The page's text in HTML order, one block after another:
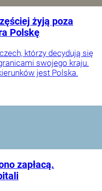
żyją poza
Polskę
którzy decydują się
swojego kraju.
jest Polska.
zapłacą.